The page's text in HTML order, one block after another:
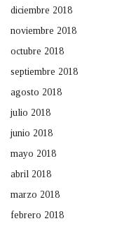
diciembre 2018
noviembre 2018
octubre 2018
septiembre 2018
agosto 2018
julio 2018
junio 2018
mayo 2018
abril 2018
marzo 2018
febrero 2018